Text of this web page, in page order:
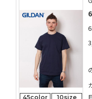
45color 10size